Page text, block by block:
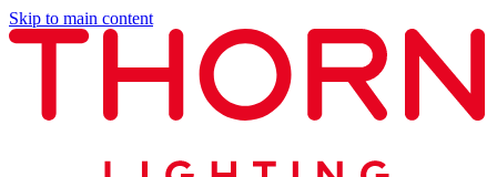
Skip to main content